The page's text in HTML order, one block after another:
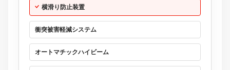
横滑り防止装置
衝突被害軽減システム
オートマチックハイビーム